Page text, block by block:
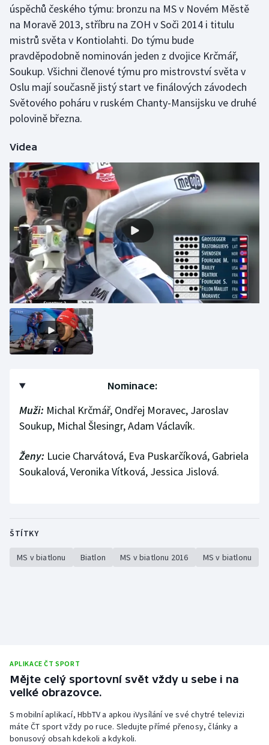
Stolní tenis
Triatlon
Veslování
Vodní slalom
Volejbal
Ostatní
úspěchů českého týmu: bronzu na MS v Novém Městě
na Moravě 2013, stříbru na ZOH v Soči 2014 i titulu
mistrů světa v Kontiolahti. Do týmu bude
pravděpodobně nominován jeden z dvojice Krčmář,
Soukup. Všichni členové týmu pro mistrovství světa v
Oslu mají současně jistý start ve finálových závodech
Světového poháru v ruském Chanty-Mansijsku ve druhé
polovině března.
Videa
Nominace:
Muži: Michal Krčmář, Ondřej Moravec, Jaroslav
Soukup, Michal Šlesingr, Adam Václavík.
Ženy: Lucie Charvátová, Eva Puskarčíková, Gabriela
Soukalová, Veronika Vítková, Jessica Jislová.
ŠTÍTKY
MS v biatlonu Biatlon MS v biatlonu 2016 MS v biatlonu
APLIKACE ČT SPORT
Mějte celý sportovní svět vždy u sebe i na
velké obrazovce.
S mobilní aplikací, HbbTV a apkou iVysílání ve své chytré televizi
máte ČT sport vždy po ruce. Sledujte přímé přenosy, články a
bonusový obsah kdekoli a kdykoli.